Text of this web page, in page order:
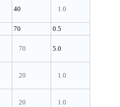
40 1.0
70 0.5
70 5.0
20 1.0
20 1.0